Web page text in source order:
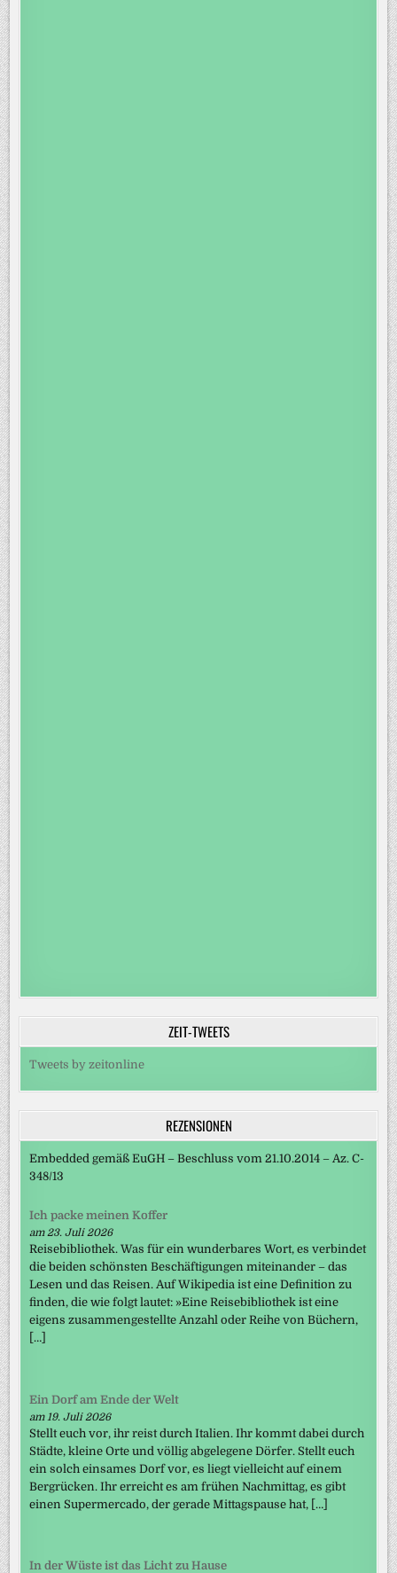
ZEIT-TWEETS
Tweets by zeitonline
REZENSIONEN
Embedded gemäß EuGH – Beschluss vom 21.10.2014 – Az. C-
348/13
Ich packe meinen Koffer
am 23. Juli 2026
Reisebibliothek. Was für ein wunderbares Wort, es verbindet
die beiden schönsten Beschäftigungen miteinander – das
Lesen und das Reisen. Auf Wikipedia ist eine Definition zu
finden, die wie folgt lautet: »Eine Reisebibliothek ist eine
eigens zusammengestellte Anzahl oder Reihe von Büchern,
[…]
Ein Dorf am Ende der Welt
am 19. Juli 2026
Stellt euch vor, ihr reist durch Italien. Ihr kommt dabei durch
Städte, kleine Orte und völlig abgelegene Dörfer. Stellt euch
ein solch einsames Dorf vor, es liegt vielleicht auf einem
Bergrücken. Ihr erreicht es am frühen Nachmittag, es gibt
einen Supermercado, der gerade Mittagspause hat, […]
In der Wüste ist das Licht zu Hause